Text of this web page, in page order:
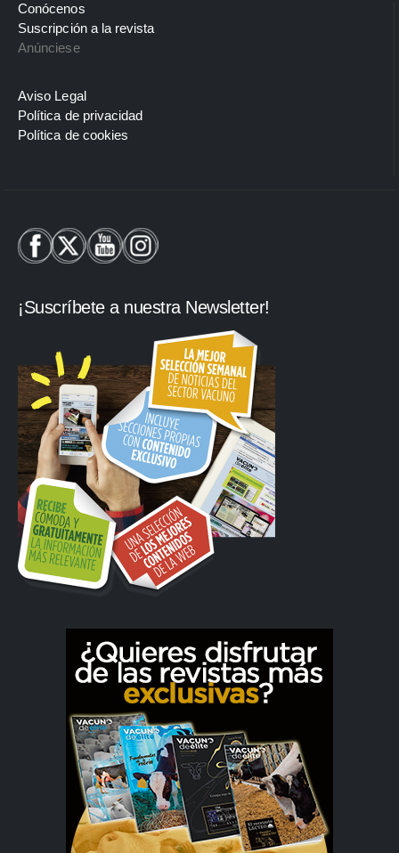
Conócenos
Suscripción a la revista
Anúnciese
Aviso Legal
Política de privacidad
Política de cookies
¡Suscríbete a nuestra Newsletter!